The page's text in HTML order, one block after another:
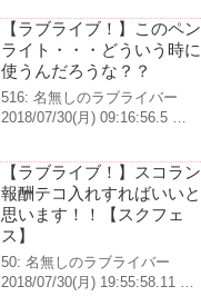
【ラブライブ！】このペン
ライト・・・どういう時に
使うんだろうな？？
516: 名無しのラブライバー
2018/07/30(月) 09:16:56.5 …
【ラブライブ！】スコラン
報酬テコ入れすればいいと
思います！！【スクフェ
ス】
50: 名無しのラブライバー
2018/07/30(月) 19:55:58.11 …